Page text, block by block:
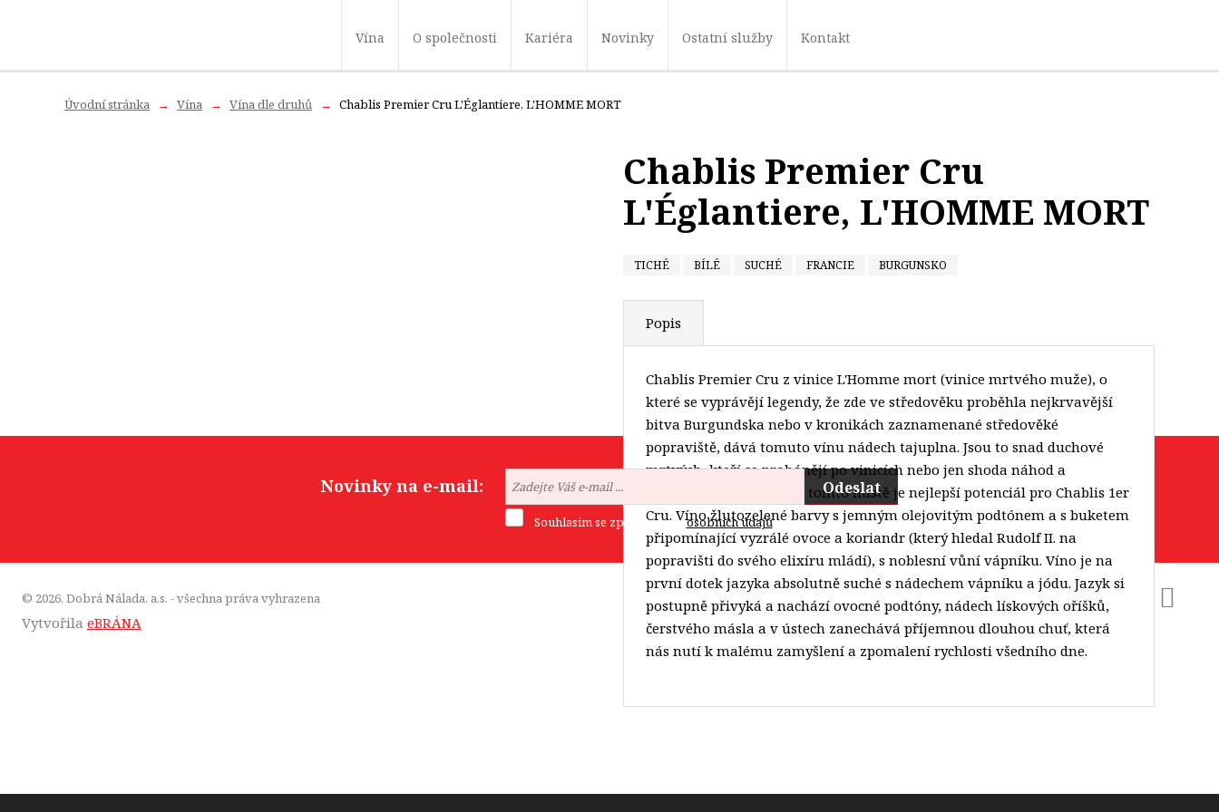
Vína O společnosti Kariéra Novinky Ostatní služby Kontakt
Úvodní stránka Vína Vína dle druhů Chablis Premier Cru L'Églantiere, L'HOMME MORT
Chablis Premier Cru
L'Églantiere, L'HOMME MORT
TICHÉ BÍLÉ SUCHÉ FRANCIE BURGUNSKO
Popis
Chablis Premier Cru z vinice L'Homme mort (vinice mrtvého muže), o
které se vyprávějí legendy, že zde ve středověku proběhla nejkrvavější
bitva Burgundska nebo v kronikách zaznamenané středověké
popraviště, dává tomuto vínu nádech tajuplna. Jsou to snad duchové
mrtvých, kteří se prohánějí po vinicích nebo jen shoda náhod a
tektonického vlivu, že v tomto místě je nejlepší potenciál pro Chablis 1er
Cru. Víno žlutozelené barvy s jemným olejovitým podtónem a s buketem
připomínající vyzrálé ovoce a koriandr (který hledal Rudolf II. na
popravišti do svého elixíru mládí), s noblesní vůní vápníku. Víno je na
první dotek jazyka absolutně suché s nádechem vápníku a jódu. Jazyk si
postupně přivyká a nachází ovocné podtóny, nádech lískových oříšků,
čerstvého másla a v ústech zanechává příjemnou dlouhou chuť, která
nás nutí k malému zamyšlení a zpomalení rychlosti všedního dne.
Novinky na e-mail:
Souhlasím se zpracovánímosobních údajů.
Odeslat
se
© 2026, Dobrá Nálada, a.s. - všechna práva vyhrazena
Vytvořila eBRÁNA